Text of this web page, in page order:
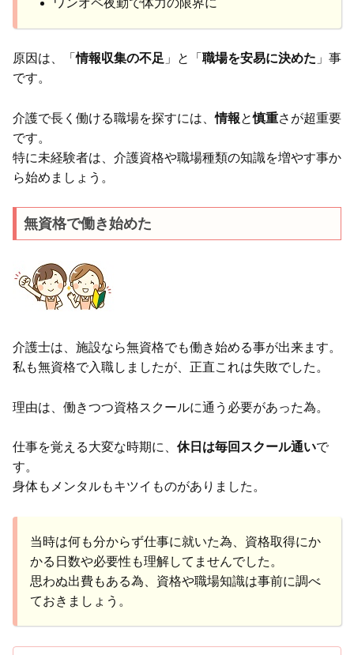
ワンオペ夜勤で体力の限界に
原因は、「情報収集の不足 」と「 職場を安易に決めた 」事
です。
介護で長く働ける職場を探すには、情報と慎重さが超重要
です。
特に未経験者は、介護資格や職場種類の知識を増やす事か
ら始めましょう。
無資格で働き始めた
介護士は、施設なら無資格でも働き始める事が出来ます。
私も無資格で入職しましたが、正直これは失敗でした。
理由は、働きつつ資格スクールに通う必要があった為。
仕事を覚える大変な時期に、 休日は毎回スクール通いで
す。
身体もメンタルもキツイものがありました。
当時は何も分からず仕事に就いた為、資格取得にか
かる日数や必要性も理解してませんでした。
思わぬ出費もある為、資格や職場知識は事前に調べ
ておきましょう。